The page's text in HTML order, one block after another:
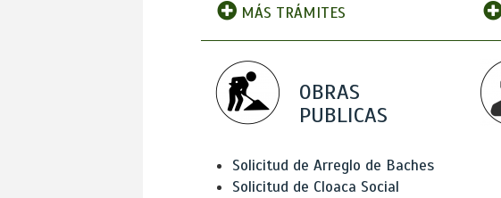
MÁS TRÁMITES
OBRAS
PUBLICAS
Solicitud de Arreglo de Baches
Solicitud de Cloaca Social